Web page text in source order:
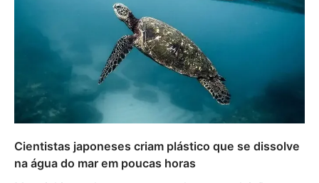
Cientistas japoneses criam plástico que se dissolve
na água do mar em poucas horas